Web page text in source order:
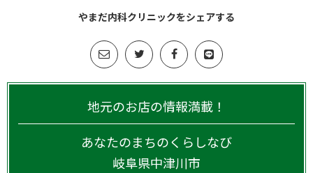
やまだ内科クリニックをシェアする
地元のお店の情報満載！
あなたのまちのくらしなび
岐阜県中津川市